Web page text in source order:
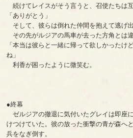
続けてレイスがそう言うと、召使たちは
「ありがとう」
そして、彼らは倒れた仲間を抱えて逃げ出
その先がルジアの馬車が去った方角とは
「本当は彼らと一緒に帰って欲しかったけ
ね」
利香が困ったように微笑む。
●終幕
ゼルジアの撤退に気付いたグレイは即座
けつけていた。彼の放った衝撃の青が森へ
兵をなぎ倒す。